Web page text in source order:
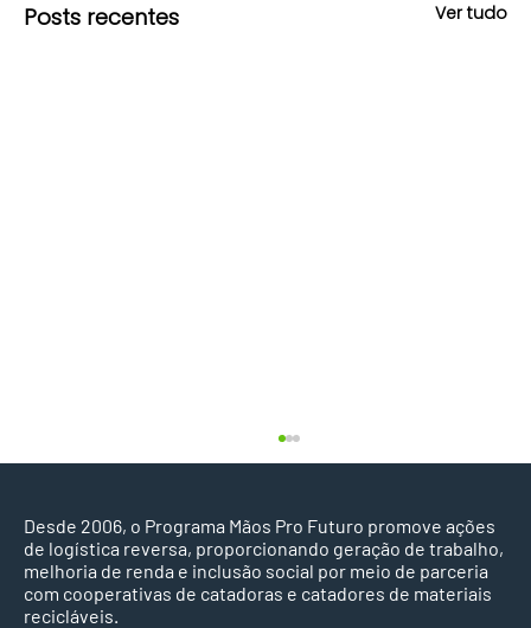
Posts recentes Ver tudo
Desde 2006, o Programa Mãos Pro Futuro promove ações
de logística reversa, proporcionando geração de trabalho,
melhoria de renda e inclusão social por meio de parceria
com cooperativas de catadoras e catadores de materiais
recicláveis.